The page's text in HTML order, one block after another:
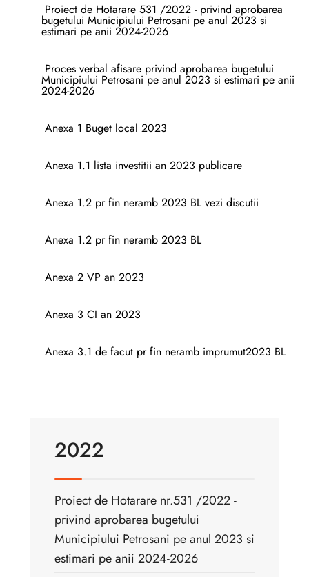
Proiect de Hotarare 531 /2022 - privind aprobarea
bugetului Municipiului Petrosani pe anul 2023 si
estimari pe anii 2024-2026
Proces verbal afisare privind aprobarea bugetului
Municipiului Petrosani pe anul 2023 si estimari pe anii
2024-2026
Anexa 1 Buget local 2023
Anexa 1.1 lista investitii an 2023 publicare
Anexa 1.2 pr fin neramb 2023 BL vezi discutii
Anexa 1.2 pr fin neramb 2023 BL
Anexa 2 VP an 2023
Anexa 3 CI an 2023
Anexa 3.1 de facut pr fin neramb imprumut2023 BL
2022
Proiect de Hotarare nr.531 /2022 -
privind aprobarea bugetului
Municipiului Petrosani pe anul 2023 si
estimari pe anii 2024-2026